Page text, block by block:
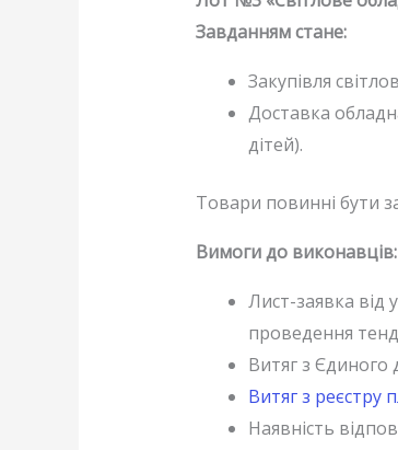
Завданням стане:
Закупівля
Доставка
дітей).
Товари повинні бути
Вимоги до виконавців:
Лист-заявка від
проведення
Витяг з Єдиного
Витяг з реєстру
Наявність